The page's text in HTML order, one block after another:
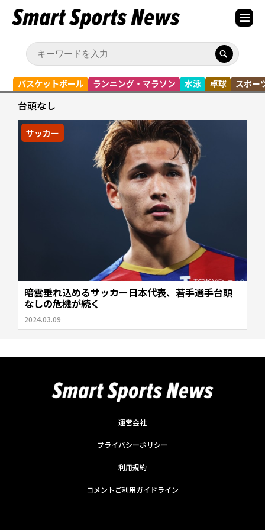
バスケットボール ランニング・マラソン 水泳 卓球 スポー
台頭なし
サッカー
暗雲垂れ込めるサッカー日本代表、若手選手台頭
なしの危機が続く
2024.03.09
運営会社
プライバシーポリシー
利用規約
コメントご利用ガイドライン